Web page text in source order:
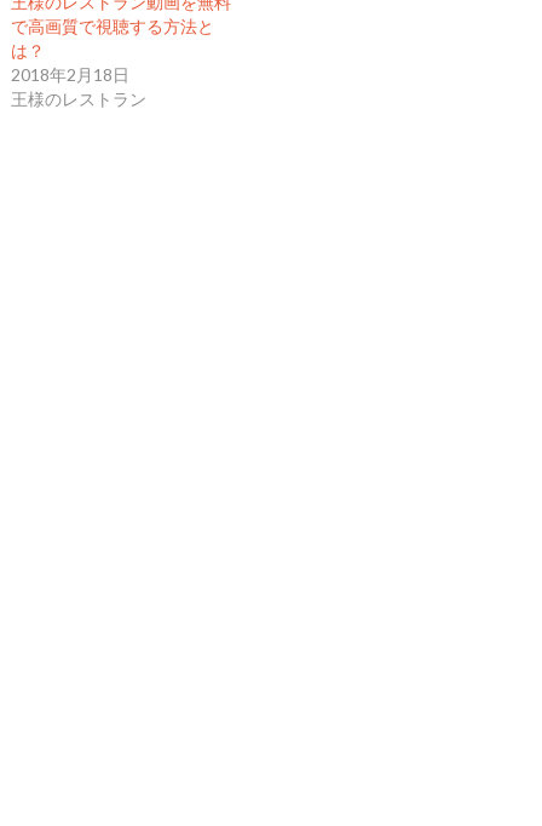
で高画質で視聴する方法と
は？
2018年2月18日
王様のレストラン